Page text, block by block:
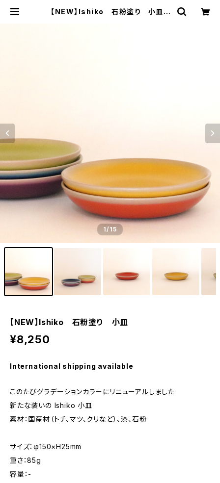
【NEW】Ishiko 石粉塗り 小皿 |
1/15
【NEW】Ishiko 石粉塗り 小皿
¥8,250
International shipping available
このたびグラデーションカラーにリニューアルしました
新たな装いの Ishiko 小皿
素材：国産材（トチ、マツ、クリなど）、漆、石粉
サイズ：φ150×H25mm
重さ：85g
容量：-